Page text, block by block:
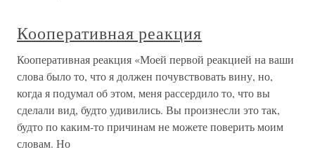
Кооперативная реакция
Кооперативная реакция «Моей первой реакцией на ваши
слова было то, что я должен почувствовать вину, но,
когда я подумал об этом, меня рассердило то, что вы
сделали вид, будто удивились. Вы произнесли это так,
будто по каким-то причинам не можете поверить моим
словам. Но